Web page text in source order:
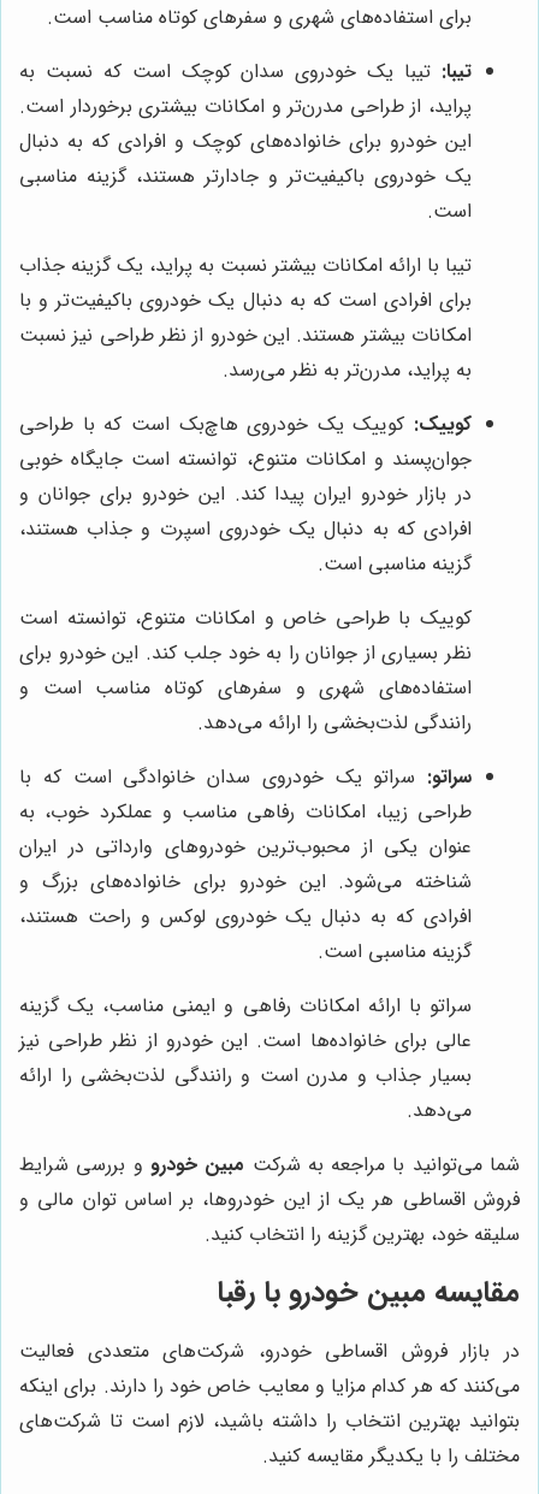
برای استفاده‌های شهری و سفرهای کوتاه مناسب است.
تیبا: تیبا یک خودروی سدان کوچک است که نسبت به
پراید، از طراحی مدرن‌تر و امکانات بیشتری برخوردار است.
این خودرو برای خانواده‌های کوچک و افرادی که به دنبال
یک خودروی باکیفیت‌تر و جادارتر هستند، گزینه مناسبی
است.
تیبا با ارائه امکانات بیشتر نسبت به پراید، یک گزینه جذاب
برای افرادی است که به دنبال یک خودروی باکیفیت‌تر و با
امکانات بیشتر هستند. این خودرو از نظر طراحی نیز نسبت
به پراید، مدرن‌تر به نظر می‌رسد.
کوییک: کوییک یک خودروی هاچ‌بک است که با طراحی
جوان‌پسند و امکانات متنوع، توانسته است جایگاه خوبی
در بازار خودرو ایران پیدا کند. این خودرو برای جوانان و
افرادی که به دنبال یک خودروی اسپرت و جذاب هستند،
گزینه مناسبی است.
کوییک با طراحی خاص و امکانات متنوع، توانسته است
نظر بسیاری از جوانان را به خود جلب کند. این خودرو برای
استفاده‌های شهری و سفرهای کوتاه مناسب است و
رانندگی لذت‌بخشی را ارائه می‌دهد.
سراتو: سراتو یک خودروی سدان خانوادگی است که با
طراحی زیبا، امکانات رفاهی مناسب و عملکرد خوب، به
عنوان یکی از محبوب‌ترین خودروهای وارداتی در ایران
شناخته می‌شود. این خودرو برای خانواده‌های بزرگ و
افرادی که به دنبال یک خودروی لوکس و راحت هستند،
گزینه مناسبی است.
سراتو با ارائه امکانات رفاهی و ایمنی مناسب، یک گزینه
عالی برای خانواده‌ها است. این خودرو از نظر طراحی نیز
بسیار جذاب و مدرن است و رانندگی لذت‌بخشی را ارائه
می‌دهد.
شما می‌توانید با مراجعه به شرکت مبین خودرو و بررسی شرایط
فروش اقساطی هر یک از این خودروها، بر اساس توان مالی و
سلیقه خود، بهترین گزینه را انتخاب کنید.
مقایسه مبین خودرو با رقبا
در بازار فروش اقساطی خودرو، شرکت‌های متعددی فعالیت
می‌کنند که هر کدام مزایا و معایب خاص خود را دارند. برای اینکه
بتوانید بهترین انتخاب را داشته باشید، لازم است تا شرکت‌های
مختلف را با یکدیگر مقایسه کنید.